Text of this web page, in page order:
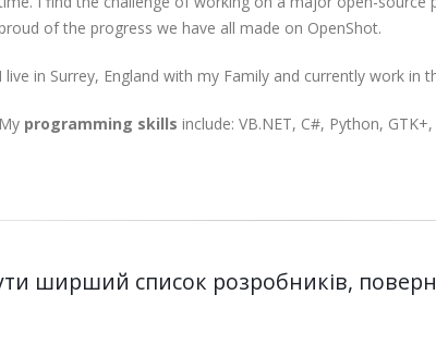
of the progress we have all made on OpenShot.
I live in Surrey, England with my Family and currently work in
My programming skills include: VB.NET, C#, Python,
ширший список розробників,